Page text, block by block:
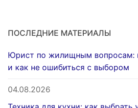
ПОСЛЕДНИЕ МАТЕРИАЛЫ
Юрист по жилищным вопросам:
и как не ошибиться с выбором
04.08.2026